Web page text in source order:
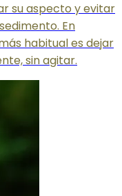
su aspecto y evitar
En
habitual es dejar
sin agitar.